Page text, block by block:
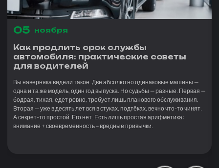
05 ноября
Как продлить срок службы
автомобиля: практические советы
для водителей
Вы наверняка видели такое. Две абсолютно одинаковые машины —
одна и та же модель, один год выпуска. Но судьбы — разные. Первая —
бодрая, тихая, едет ровно, требует лишь планового обслуживания.
Вторая — уже в десять лет вся в стуках, подтёках, вечно что-то чинят.
А секрет-то простой. Его нет. Есть лишь простая арифметика:
внимание + своевременность – вредные привычки.